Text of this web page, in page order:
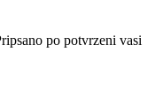
po potvrzeni vasi